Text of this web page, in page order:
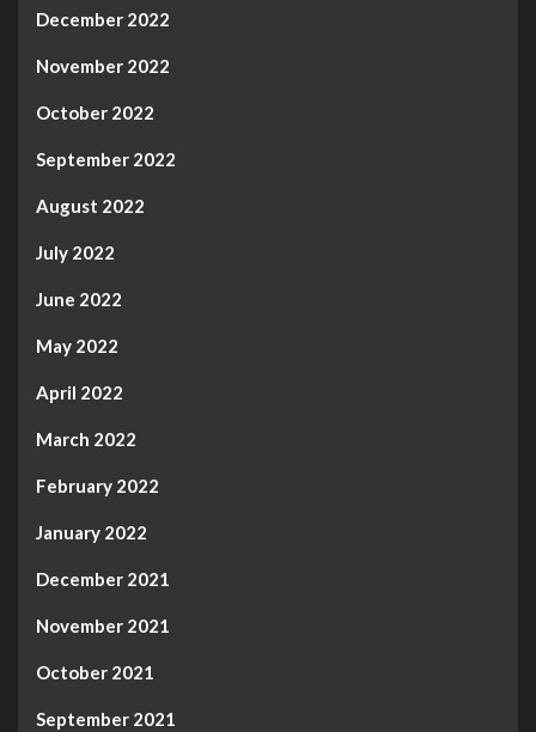
December 2022
November 2022
October 2022
September 2022
August 2022
July 2022
June 2022
May 2022
April 2022
March 2022
February 2022
January 2022
December 2021
November 2021
October 2021
September 2021